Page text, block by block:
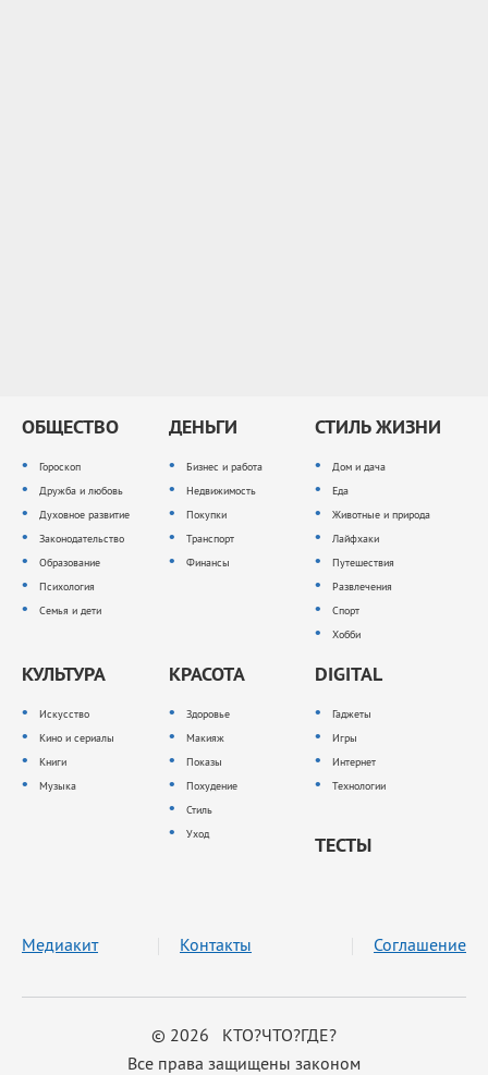
ОБЩЕСТВО
Гороскоп
Дружба и любовь
Духовное развитие
Законодательство
Образование
Психология
Семья и дети
ДЕНЬГИ
Бизнес и работа
Недвижимость
Покупки
Транспорт
Финансы
СТИЛЬ ЖИЗНИ
Дом и дача
Еда
Животные и природа
Лайфхаки
Путешествия
Развлечения
Спорт
Хобби
КУЛЬТУРА
Искусство
Кино и сериалы
Книги
Музыка
КРАСОТА
Здоровье
Макияж
Показы
Похудение
Стиль
Уход
DIGITAL
Гаджеты
Игры
Интернет
Технологии
ТЕСТЫ
© 2026 КТО?ЧТО?ГДЕ?
Все права защищены законом
Медиакит Контакты Соглашение